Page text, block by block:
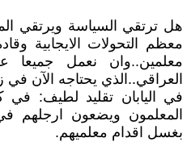
هل ترتقي السياسة ويرتقي
معظم التحولات الايجابية
معلمين..وان نعمل جميعا
العراقي..الذي يحتاجه الآن
في اليابان تقليد لطيف:
المعلمون ويضعون ارجلهم
بغسل اقدام معلميهم.